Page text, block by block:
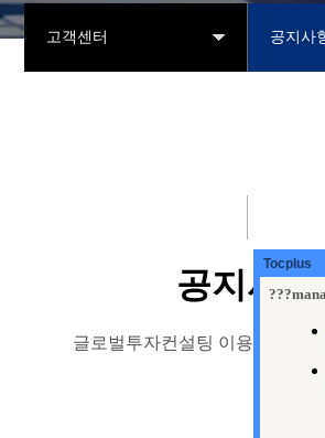
고객센터
지원금이벤트
공지사
공지사항
글로벌투자컨설팅 이용해주셔
Tocplus